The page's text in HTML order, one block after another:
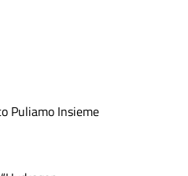
Puliamo Insieme